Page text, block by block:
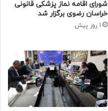
شورای اقامه نماز پزشکی قانونی
خراسان رضوی برگزار شد
1 روز پیش